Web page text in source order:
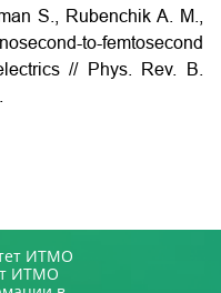
S., Rubenchik A. M.,
to-femtosecond
// Phys. Rev. B.
ИТМО
ИТМО